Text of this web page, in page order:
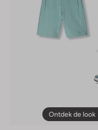
Ontdek de look